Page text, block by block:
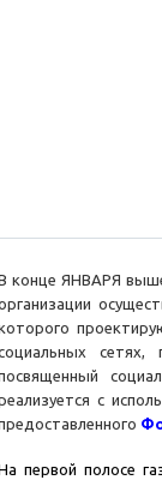
конце ЯНВАРЯ
с
первой полосе